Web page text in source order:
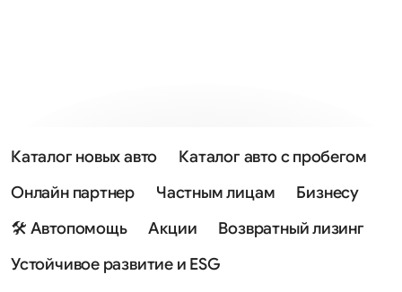
Каталог новых авто
Каталог авто с пробегом
Онлайн партнер
Частным лицам
Бизнесу
🛠 Автопомощь
Акции
Возвратный лизинг
Устойчивое развитие и ESG